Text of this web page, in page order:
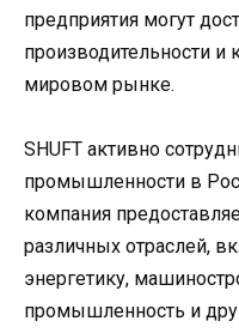
предприятия могут
производительности и
мировом рынке.
SHUFT активно
промышленности в
компания
различных отраслей,
энергетику,
промышленность и